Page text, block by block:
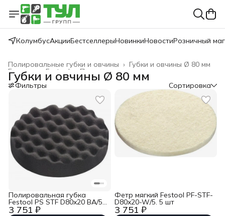
КолумбусАкцииБестселлерыНовинкиНовостиРозничный
Губки и овчины Ø 80 мм
Полировальные губки и овчины ›
Полирование
Festool
Главная
Губки и овчины Ø 80 мм
Фильтры Сортировка
3 751 ₽
Полировальная губка
Festool PS STF D80x20 BA/5
W
3 751 ₽
Фетр мягкий Festool PF-STF-
D80x20-W/5. 5 шт